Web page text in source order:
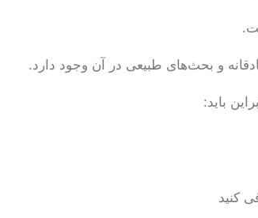
و بحث‌های طبیعی در آن وجود دارد.
کنید